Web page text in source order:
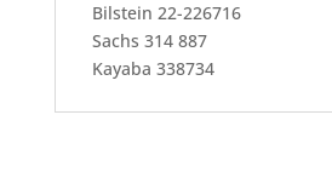
Bilstein 22-226716
Sachs 314 887
Kayaba 338734